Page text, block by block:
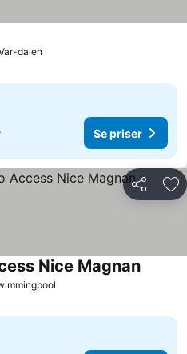
dalen
Se priser
Del
Nice Magnan